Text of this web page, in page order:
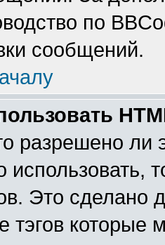
по
сообщений.
разрешено
использовать,
Это сделано
тэгов